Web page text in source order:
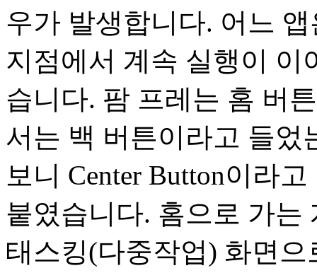
우가 발생합니다. 어느
지점에서 계속 실행이 이
습니다. 팜 프레는 홈 버
서는 백 버튼이라고 들었
보니 Center Button이라
붙였습니다. 홈으로 가는
태스킹(다중작업) 화면